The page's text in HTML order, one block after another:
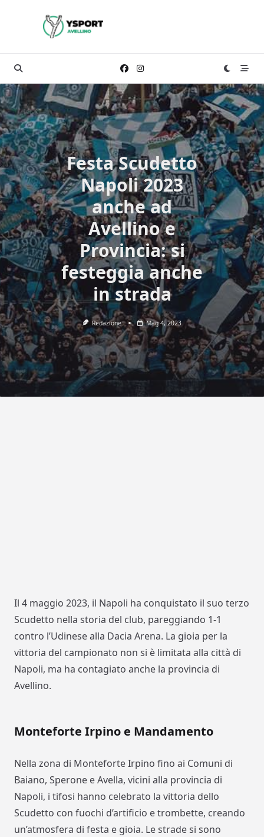
Festa Scudetto
Napoli 2023
anche ad
Avellino e
Provincia: si
festeggia anche
in strada
Redazione Mag 4, 2023
Il 4 maggio 2023, il Napoli ha conquistato il suo terzo
Scudetto nella storia del club, pareggiando 1-1
contro l’Udinese alla Dacia Arena. La gioia per la
vittoria del campionato non si è limitata alla città di
Napoli, ma ha contagiato anche la provincia di
Avellino.
Monteforte Irpino e Mandamento
Nella zona di Monteforte Irpino fino ai Comuni di
Baiano, Sperone e Avella, vicini alla provincia di
Napoli, i tifosi hanno celebrato la vittoria dello
Scudetto con fuochi d’artificio e trombette, creando
un’atmosfera di festa e gioia. Le strade si sono